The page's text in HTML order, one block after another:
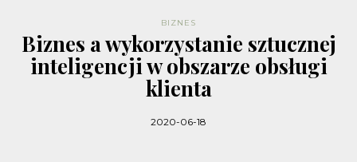
BIZNES
Biznes a wykorzystanie sztucznej
inteligencji w obszarze obsługi
klienta
2020-06-18